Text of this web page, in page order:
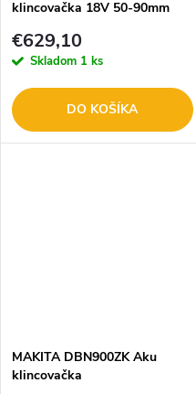
v
v
klincovačka 18V 50-90mm
€629,10
Skladom 1 ks
DO KOŠÍKA
MAKITA DBN900ZK Aku
klincovačka